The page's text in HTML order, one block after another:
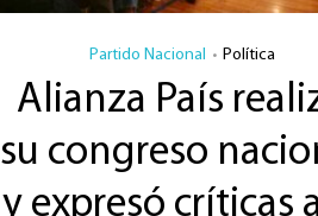
Partido Nacional • Política
Alianza País
su congreso
y expresó críticas